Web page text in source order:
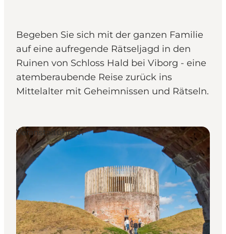
Begeben Sie sich mit der ganzen Familie
auf eine aufregende Rätseljagd in den
Ruinen von Schloss Hald bei Viborg - eine
atemberaubende Reise zurück ins
Mittelalter mit Geheimnissen und Rätseln.
Veranstaltungen